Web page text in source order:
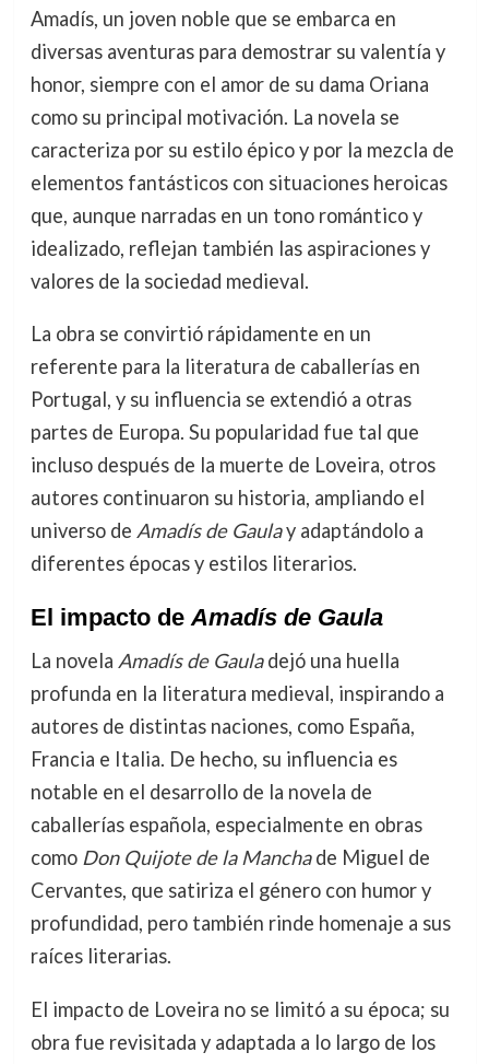
Amadís, un joven noble que se embarca en
diversas aventuras para demostrar su valentía y
honor, siempre con el amor de su dama Oriana
como su principal motivación. La novela se
caracteriza por su estilo épico y por la mezcla de
elementos fantásticos con situaciones heroicas
que, aunque narradas en un tono romántico y
idealizado, reflejan también las aspiraciones y
valores de la sociedad medieval.
La obra se convirtió rápidamente en un
referente para la literatura de caballerías en
Portugal, y su influencia se extendió a otras
partes de Europa. Su popularidad fue tal que
incluso después de la muerte de Loveira, otros
autores continuaron su historia, ampliando el
universo de Amadís de Gaulay adaptándolo a
diferentes épocas y estilos literarios.
El impacto deAmadís de Gaula
La novela Amadís de Gauladejó una huella
profunda en la literatura medieval, inspirando a
autores de distintas naciones, como España,
Francia e Italia. De hecho, su influencia es
notable en el desarrollo de la novela de
caballerías española, especialmente en obras
como Don Quijote de la Manchade Miguel de
Cervantes, que satiriza el género con humor y
profundidad, pero también rinde homenaje a sus
raíces literarias.
El impacto de Loveira no se limitó a su época; su
obra fue revisitada y adaptada a lo largo de los